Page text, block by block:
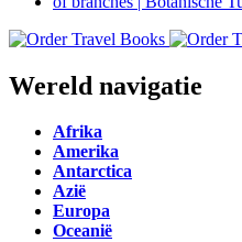
Wereld navigatie
Afrika
Amerika
Antarctica
Azië
Europa
Oceanië